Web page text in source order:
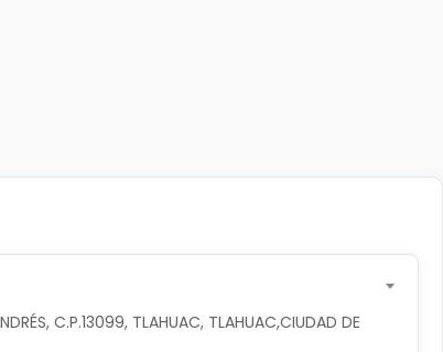
C.P.13099, TLAHUAC, TLAHUAC,CIUDAD DE